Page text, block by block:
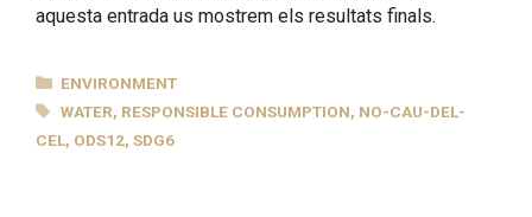
aquesta entrada us mostrem els resultats finals.
CATEGORIES
ENVIRONMENT
TAGS
WATER, RESPONSIBLE CONSUMPTION, NO-CAU-DEL-
CEL, ODS12, SDG6